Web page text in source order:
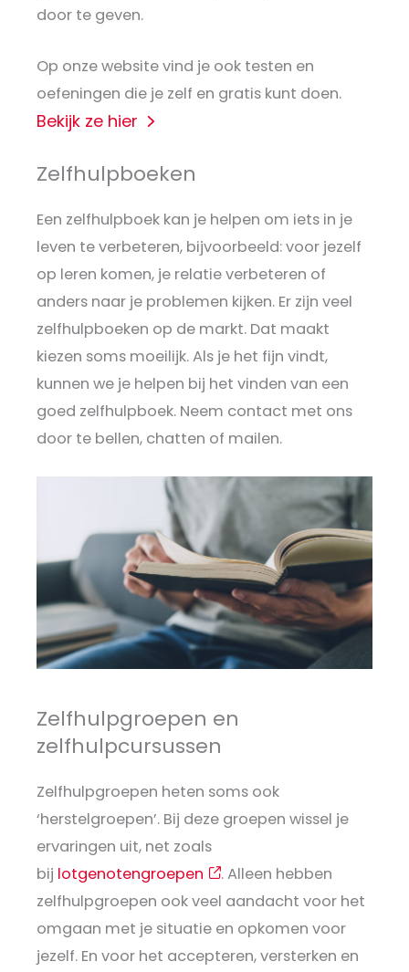
door te geven.
Op onze website vind je ook testen en
oefeningen die je zelf en gratis kunt doen.
Bekijk ze hier
Zelfhulpboeken
Een zelfhulpboek kan je helpen om iets in je
leven te verbeteren, bijvoorbeeld: voor jezelf
op leren komen, je relatie verbeteren of
anders naar je problemen kijken. Er zijn veel
zelfhulpboeken op de markt. Dat maakt
kiezen soms moeilijk. Als je het fijn vindt,
kunnen we je helpen bij het vinden van een
goed zelfhulpboek. Neem contact met ons
door te bellen, chatten of mailen.
Zelfhulpgroepen en
zelfhulpcursussen
Zelfhulpgroepen heten soms ook
‘herstelgroepen’. Bij deze groepen wissel je
ervaringen uit, net zoals
bij lotgenotengroepen
. Alleen hebben
zelfhulpgroepen ook veel aandacht voor het
omgaan met je situatie en opkomen voor
jezelf. En voor het accepteren, versterken en